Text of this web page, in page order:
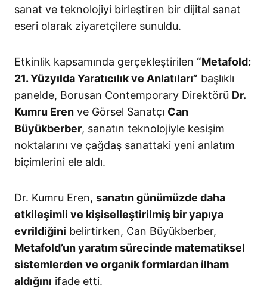
sanat ve teknolojiyi birleştiren bir dijital sanat
eseri olarak ziyaretçilere sunuldu.
Etkinlik kapsamında gerçekleştirilen “Metafold:
21. Yüzyılda Yaratıcılık ve Anlatıları” başlıklı
panelde, Borusan Contemporary Direktörü Dr.
Kumru Eren ve Görsel Sanatçı Can
Büyükberber, sanatın teknolojiyle kesişim
noktalarını ve çağdaş sanattaki yeni anlatım
biçimlerini ele aldı.
Dr. Kumru Eren, sanatın günümüzde daha
etkileşimli ve kişiselleştirilmiş bir yapıya
evrildiğini belirtirken, Can Büyükberber,
Metafold’un yaratım sürecinde matematiksel
sistemlerden ve organik formlardan ilham
aldığını ifade etti.